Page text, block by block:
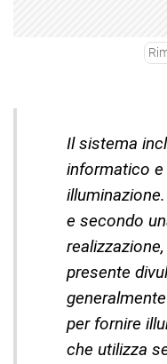
Il sistema
informatico e
e secondo
presente
per fornire
che utilizza